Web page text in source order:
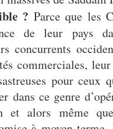
? Parce que les
de leur pays
concurrents
commerciales,
pour
dans ce genre
et alors même